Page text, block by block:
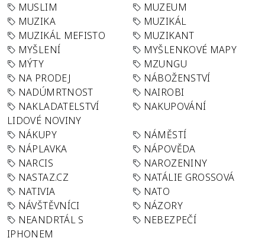
MUSLIM
MUZEUM
MUZIKA
MUZIKÁL
MUZIKÁL MEFISTO
MUZIKANT
MYŠLENÍ
MYŠLENKOVÉ MAPY
MÝTY
MZUNGU
NA PRODEJ
NÁBOŽENSTVÍ
NADÚMRTNOST
NAIROBI
NAKLADATELSTVÍ
LIDOVÉ NOVINY
NAKUPOVÁNÍ
NÁKUPY
NÁMĚSTÍ
NÁPLAVKA
NÁPOVĚDA
NARCIS
NAROZENINY
NASTAZ.CZ
NATÁLIE GROSSOVÁ
NATIVIA
NATO
NÁVŠTĚVNÍCI
NÁZORY
NEANDRTÁL S
IPHONEM
NEBEZPEČÍ